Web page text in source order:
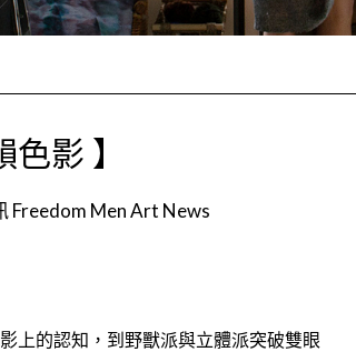
影 】
Freedom Men Art News
上的認知，到野獸派與立體派突破雙眼